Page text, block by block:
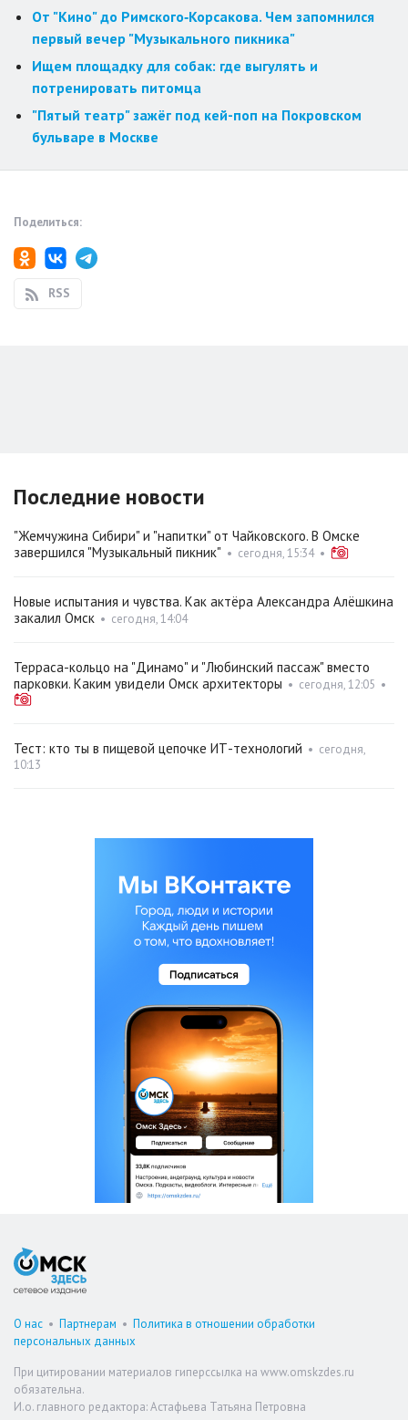
От "Кино" до Римского‑Корсакова. Чем запомнился
первый вечер "Музыкального пикника"
Ищем площадку для собак: где выгулять и
потренировать питомца
"Пятый театр" зажёг под кей-поп на Покровском
бульваре в Москве
Поделиться:
RSS
Последние новости
"Жемчужина Сибири" и "напитки" от Чайковского. В Омске
завершился "Музыкальный пикник" • сегодня, 15:34•
Новые испытания и чувства. Как актёра Александра Алёшкина
закалил Омск • сегодня, 14:04
Терраса-кольцо на "Динамо" и "Любинский пассаж" вместо
парковки. Каким увидели Омск архитекторы • сегодня, 12:05 •
Тест: кто ты в пищевой цепочке ИТ-технологий • сегодня,
10:13
О нас • Партнерам • Политика в отношении обработки
персональных данных
При цитировании материалов гиперссылка на www.omskzdes.ru
обязательна.
И.о. главного редактора: Астафьева Татьяна Петровна